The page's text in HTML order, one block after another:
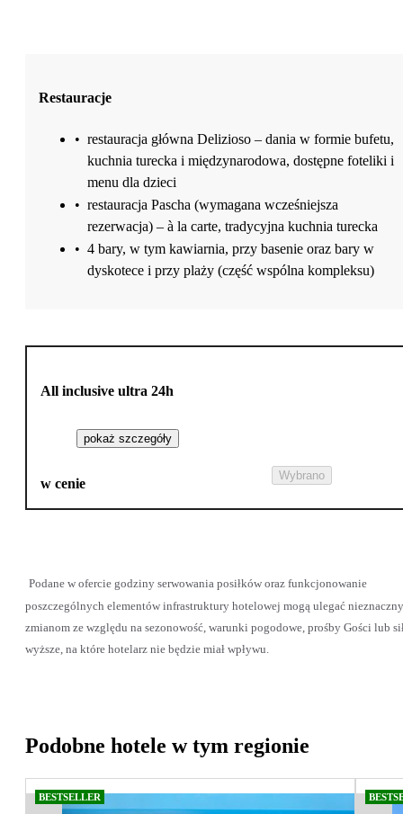
Restauracje
• restauracja główna Delizioso – dania w formie bufetu,
kuchnia turecka i międzynarodowa, dostępne foteliki i
menu dla dzieci
• restauracja Pascha (wymagana wcześniejsza
rezerwacja) – à la carte, tradycyjna kuchnia turecka
• 4 bary, w tym kawiarnia, przy basenie oraz bary w
dyskotece i przy plaży (część wspólna kompleksu)
All inclusive ultra 24h
pokaż szczegóły
w cenie
Wybrano
Podane w ofercie godziny serwowania posiłków oraz funkcjonowanie
poszczególnych elementów infrastruktury hotelowej mogą ulegać
zmianom ze względu na sezonowość, warunki pogodowe, prośby Gości lub
wyższe, na które hotelarz nie będzie miał wpływu.
Podobne hotele w tym regionie
BESTSELLER